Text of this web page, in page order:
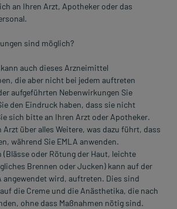
an Ihren Arzt, Apotheker oder das
sind möglich?
auch dieses Arzneimittel
die aber nicht bei jedem auftreten
aufgeführten Nebenwirkungen Sie
den Eindruck haben, dass sie nicht
sich bitte an Ihren Arzt oder Apotheker.
über alles Weitere, was dazu führt, dass
während Sie EMLA anwenden.
(Blässe oder Rötung der Haut, leichte
Brennen oder Jucken) kann auf der
angewendet wird, auftreten. Dies sind
die Creme und die Anästhetika, die nach
ohne dass Maßnahmen nötig sind.